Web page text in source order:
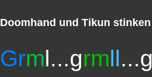
Doomhand und Tikun
Grml...grmll